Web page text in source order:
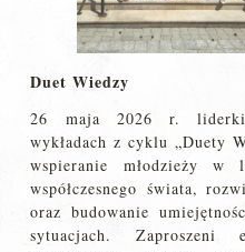
Duet Wiedzy
26 maja 2026 r. liderki
wykładach z cyklu „Duety
wspieranie młodzieży w
współczesnego świata,
oraz budowanie
sytuacjach.